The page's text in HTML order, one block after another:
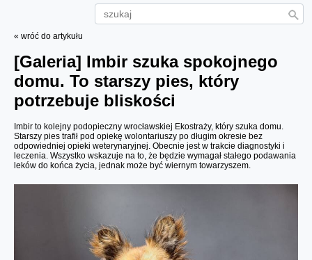
« wróć do artykułu
[Galeria] Imbir szuka spokojnego
domu. To starszy pies, który
potrzebuje bliskości
Imbir to kolejny podopieczny wrocławskiej Ekostraży, który szuka domu.
Starszy pies trafił pod opiekę wolontariuszy po długim okresie bez
odpowiedniej opieki weterynaryjnej. Obecnie jest w trakcie diagnostyki i
leczenia. Wszystko wskazuje na to, że będzie wymagał stałego podawania
leków do końca życia, jednak może być wiernym towarzyszem.